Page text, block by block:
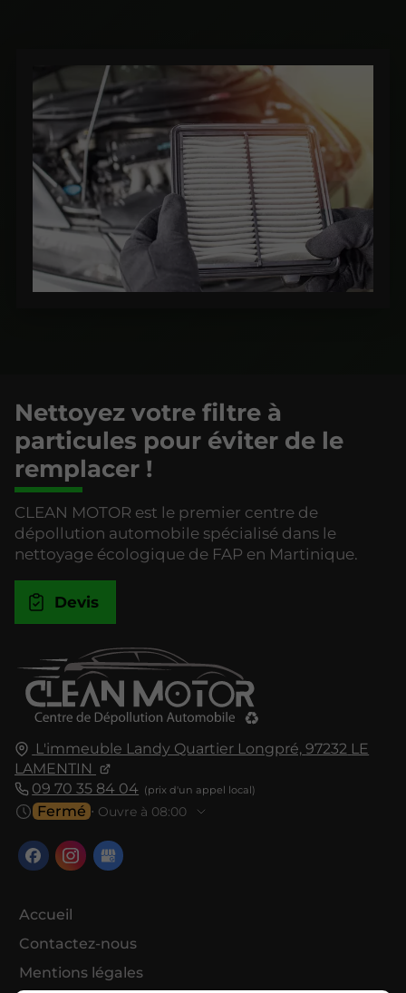
L'immeuble Landy Quartier Longpré, 97232 LE
LAMENTIN
09 70 35 84 04
Fermé ⋅ Ouvre à 08:00
Accueil
Contactez-nous
Mentions légales
Nettoyez votre filtre à
particules pour éviter de le
remplacer !
CLEAN MOTOR est le premier centre de
dépollution automobile spécialisé dans le
nettoyage écologique de FAP en Martinique.
Devis